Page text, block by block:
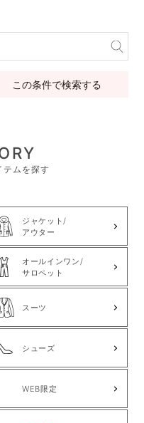
この条件で検索する
テムを探す
ジャケット/
アウター
オールインワン/
サロペット
スーツ
シューズ
WEB限定